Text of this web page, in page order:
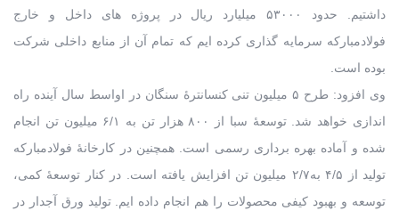
داشتیم. حدود ۵۳۰۰۰ میلیارد ریال در پروژه های داخل و خارج
فولادمبارکه سرمایه گذاری کرده ایم که تمام آن از منابع داخلی شرکت
بوده است.
وی افزود: طرح ۵ میلیون تنی کنسانترۀ سنگان در اواسط سال آینده راه
اندازی خواهد شد. توسعۀ سبا از ۸۰۰ هزار تن به ۶/۱ میلیون تن انجام
شده و آماده بهره برداری رسمی است. همچنین در کارخانۀ فولادمبارکه
تولید از ۴/۵ به۲/۷ میلیون تن افزایش یافته است. در کنار توسعۀ کمی،
توسعه و بهبود کیفی محصولات را هم انجام داده ایم. تولید ورق آجدار در